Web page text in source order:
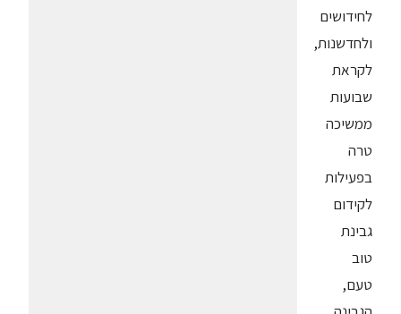
לחידושים
ולחדשנות,
לקראת
שבועות
ממשיכה
טרה
בפעילות
לקידום
גבינת
טוב
טעם,